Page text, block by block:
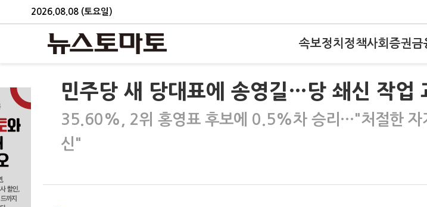
2026.08.08 (토요일)
속보정치 정책사회 증권금
민주당 새 당대표에 송영길…당 쇄신 작업
35.60%, 2위 홍영표 후보에 0.5%차 승리…"처절한 자
신"